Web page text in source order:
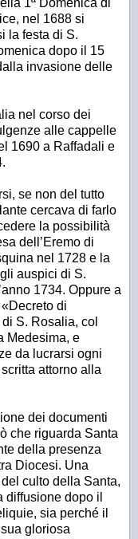
nel 1688 si
la festa di S.
dopo il 15
invasione delle
nel corso dei
alle cappelle
1690 a Raffadali e
se non del tutto
cercava di farlo
la possibilità
dell’Eremo di
nel 1728 e la
auspici di S.
1734. Oppure a
di
S. Rosalia, col
Medesima, e
da lucrarsi ogni
attorno alla
dei documenti
che riguarda Santa
della presenza
Diocesi. Una
culto della Santa,
dopo il
sia perché il
gloriosa